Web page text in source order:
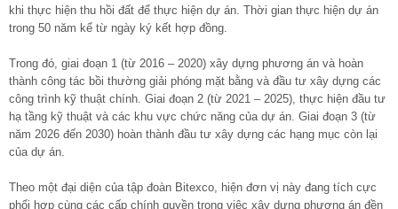
khi thực hiện thu hồi đất để thực hiện dự án. Thời gian thực hiện dự án
trong 50 năm kể từ ngày ký kết hợp đồng.
Trong đó, giai đoạn 1 (từ 2016 – 2020) xây dựng phương án và hoàn
thành công tác bồi thường giải phóng mặt bằng và đầu tư xây dựng các
công trình kỹ thuật chính. Giai đoạn 2 (từ 2021 – 2025), thực hiện đầu tư
hạ tầng kỹ thuật và các khu vực chức năng của dự án. Giai đoạn 3 (từ
năm 2026 đến 2030) hoàn thành đầu tư xây dựng các hạng mục còn lại
của dự án.
Theo một đại diện của tập đoàn Bitexco, hiện đơn vị này đang tích cực
phối hợp cùng các cấp chính quyền trong việc xây dựng phương án đền